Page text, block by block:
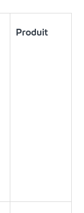
Produit